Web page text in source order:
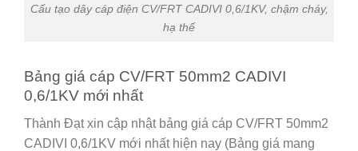
Cấu tạo dây cáp điện CV/FRT CADIVI 0,6/1KV, chậm cháy,
hạ thế
Bảng giá cáp CV/FRT 50mm2 CADIVI
0,6/1KV mới nhất
Thành Đạt xin cập nhật bảng giá cáp CV/FRT 50mm2
CADIVI 0,6/1KV mới nhất hiện nay (Bảng giá mang